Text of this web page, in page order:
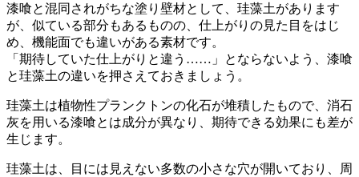
漆喰と混同されがちな塗り壁材として、珪藻土があります
が、似ている部分もあるものの、仕上がりの見た目をはじ
め、機能面でも違いがある素材です。
「期待していた仕上がりと違う……」とならないよう、漆喰
と珪藻土の違いを押さえておきましょう。
珪藻土は植物性プランクトンの化石が堆積したもので、消石
灰を用いる漆喰とは成分が異なり、期待できる効果にも差が
生じます。
珪藻土は、目には見えない多数の小さな穴が開いており、周